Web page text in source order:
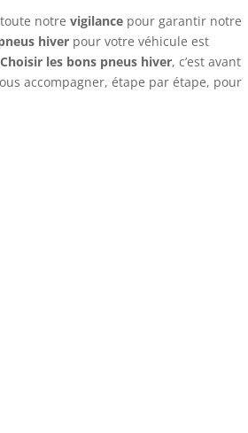
toute notrevigilance pour garantir notre
hiver pour votre véhicule est
Choisir les bons pneus hiver, c’est avant
accompagner, étape par étape, pour